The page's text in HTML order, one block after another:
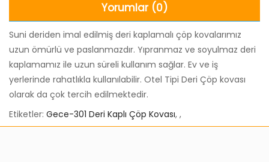
Yorumlar (0)
Suni deriden imal edilmiş deri kaplamalı çöp kovalarımız
uzun ömürlü ve paslanmazdır. Yıpranmaz ve soyulmaz deri
kaplamamız ile uzun süreli kullanım sağlar. Ev ve iş
yerlerinde rahatlıkla kullanılabilir. Otel Tipi Deri Çöp kovası
olarak da çok tercih edilmektedir.
Etiketler: Gece-301 Deri Kaplı Çöp Kovası, ,